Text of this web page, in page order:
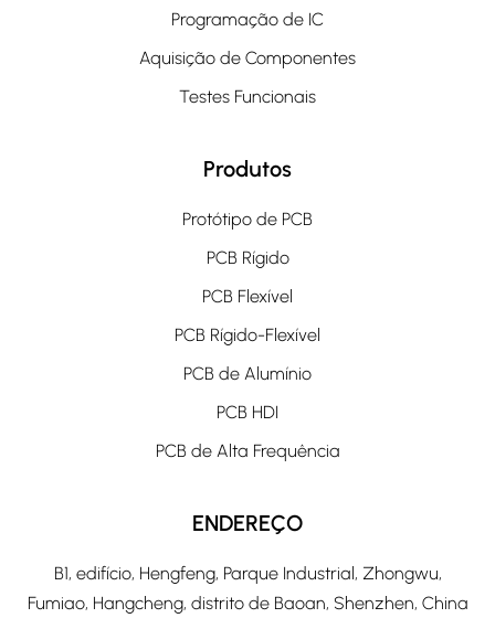
Programação de IC
Aquisição de Componentes
Testes Funcionais
Produtos
Protótipo de PCB
PCB Rígido
PCB Flexível
PCB Rígido-Flexível
PCB de Alumínio
PCB HDI
PCB de Alta Frequência
ENDEREÇO
B1, edifício, Hengfeng, Parque Industrial, Zhongwu,
Fumiao, Hangcheng, distrito de Baoan, Shenzhen, China